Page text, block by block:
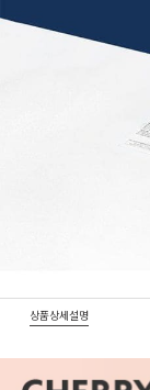
상품상세설명